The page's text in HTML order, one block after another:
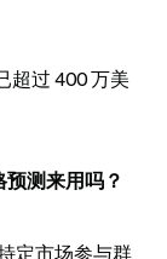
超过 400 万美
测来用吗？
定市场参与群